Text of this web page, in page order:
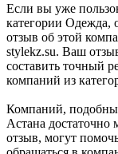
Если вы уже
категории Одежда,
отзыв об этой
stylekz.su. Ваш
составить точный
компаний из
Компаний,
Астана
отзыв, могут